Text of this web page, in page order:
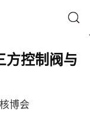
方控制阀与
博会